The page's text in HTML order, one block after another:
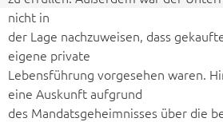
nicht in
der Lage nachzuweisen, dass
eigene private
Lebensführung vorgesehen waren.
eine Auskunft aufgrund
des Mandatsgeheimnisses über die